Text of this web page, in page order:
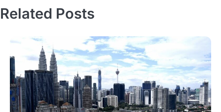
Related Posts